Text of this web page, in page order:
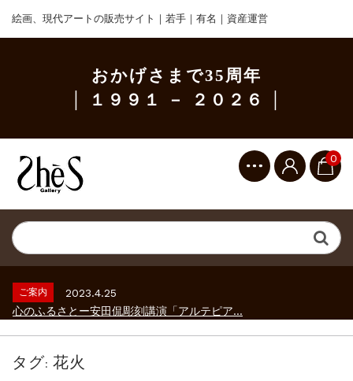
絵画、現代アートの販売サイト｜若手｜有名｜資産運営
おかげさまで35周年
│ １９９１ － ２０２６ │
0
ギャラリーシーズ「秋の美術散歩 京都・大...
ご案内
2026.2.17
ご案内
2023.4.25
心のふるさとー安田侃彫刻講演「アルテピア...
ご案内
2026.2.17
タグ:花火